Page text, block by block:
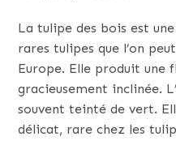
La tulipe des bois est une
rares tulipes que l’on
Europe. Elle produit une
gracieusement inclinée.
souvent teinté de vert.
délicat, rare chez les